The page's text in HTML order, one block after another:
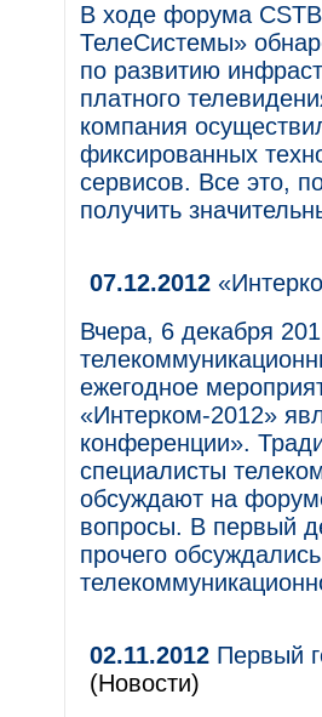
В ходе форума
ТелеСистемы»
по развитию
платного
компания
фиксированных
сервисов. Все это,
получить
07.12.2012
Вчера, 6 декабря
ежегодное
«Интерком-2012»
конференции».
специалисты
обсуждают на
вопросы. В первый
прочего
02.11.2012 Первый
(Новости)